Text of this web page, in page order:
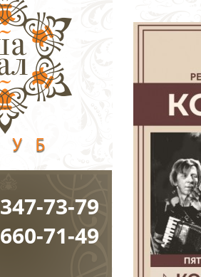
347-73-79
660-71-49